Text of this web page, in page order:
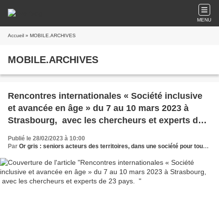
MENU
Accueil » MOBILE.ARCHIVES
MOBILE.ARCHIVES
Rencontres internationales « Société inclusive
et avancée en âge » du 7 au 10 mars 2023 à
Strasbourg, avec les chercheurs et experts de
Publié le 28/02/2023 à 10:00
Par Or gris : seniors acteurs des territoires, dans une société pour tous les âges